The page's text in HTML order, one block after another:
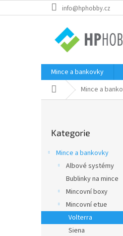
na
info@hphobby.cz
Mince a bankovky
Domů Mince a
a
n
kategorie
Kategorie
Mince a bankovky
Albové systémy
Bublinky na mince
Mincovní boxy
Mincovní etue
Volterra
Siena